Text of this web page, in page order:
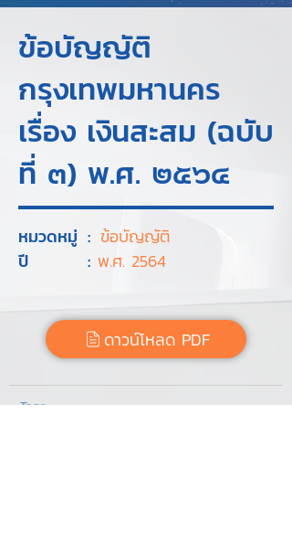
ข้อบัญญัติ
กรุงเทพมหานคร
เรื่อง เงินสะสม (ฉบับ
ที่ ๓) พ.ศ. ๒๕๖๔
หมวดหมู่
ปี
:
:
ข้อบัญญัติ
พ.ศ. 2564
Tags :
ดาวน์โหลด PDF